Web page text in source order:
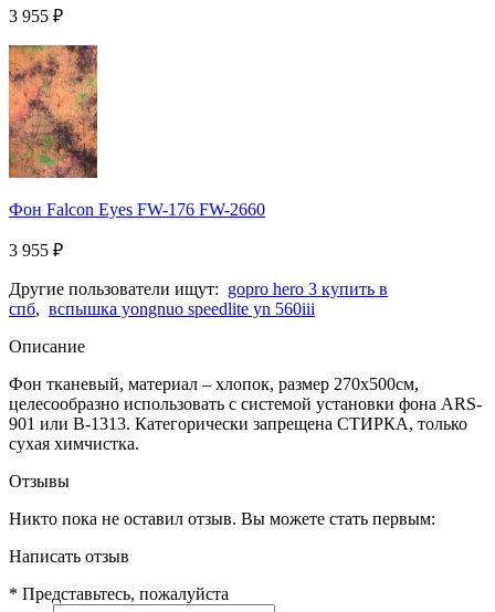
3 955 ₽
Фон Falcon Eyes FW-176 FW-2660
3 955 ₽
Другие пользователи ищут: gopro hero 3 купить в
спб, вспышка yongnuo speedlite yn 560iii
Описание
Фон тканевый, материал – хлопок, размер 270х500см,
целесообразно использовать с системой установки фона ARS-
901 или В-1313. Категорически запрещена СТИРКА, только
сухая химчистка.
Отзывы
Никто пока не оставил отзыв. Вы можете стать первым:
Написать отзыв
* Представьтесь, пожалуйста